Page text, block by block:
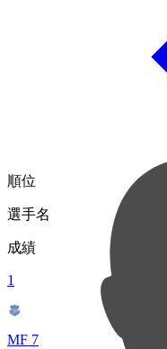
順位
選手名
成績
1
MF 7